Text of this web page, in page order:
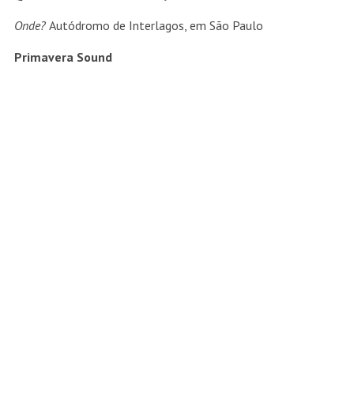
Onde? Autódromo de Interlagos, em São Paulo
Primavera Sound